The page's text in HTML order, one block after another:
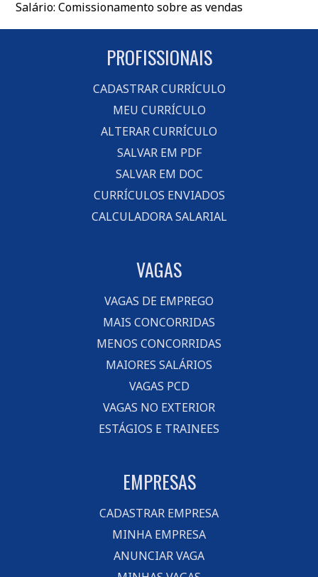
Salário: Comissionamento sobre as vendas
PROFISSIONAIS
CADASTRAR CURRÍCULO
MEU CURRÍCULO
ALTERAR CURRÍCULO
SALVAR EM PDF
SALVAR EM DOC
CURRÍCULOS ENVIADOS
CALCULADORA SALARIAL
VAGAS
VAGAS DE EMPREGO
MAIS CONCORRIDAS
MENOS CONCORRIDAS
MAIORES SALÁRIOS
VAGAS PCD
VAGAS NO EXTERIOR
ESTÁGIOS E TRAINEES
EMPRESAS
CADASTRAR EMPRESA
MINHA EMPRESA
ANUNCIAR VAGA